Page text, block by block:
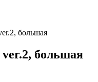
большая
большая